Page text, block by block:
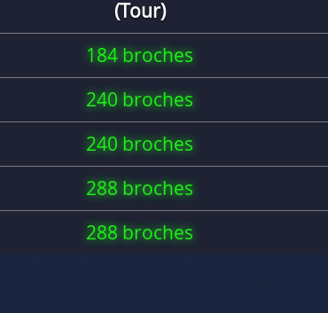
(Tour)
184 broches
240 broches
240 broches
288 broches
288 broches